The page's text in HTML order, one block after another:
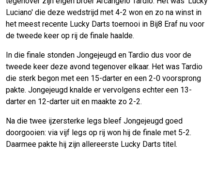
Luciano' die deze wedstrijd met 4-2 won en zo na winst in
het meest recente Lucky Darts toernooi in Bij8 Eraf nu voor
de tweede keer op rij de finale haalde.
In die finale stonden Jongejeugd en Tardio dus voor de
tweede keer deze avond tegenover elkaar. Het was Tardio
die sterk begon met een 15-darter en een 2-0 voorsprong
pakte. Jongejeugd knalde er vervolgens echter een 13-
darter en 12-darter uit en maakte zo 2-2.
Na die twee ijzersterke legs bleef Jongejeugd goed
doorgooien: via vijf legs op rij won hij de finale met 5-2.
Daarmee pakte hij zijn allereerste Lucky Darts titel.